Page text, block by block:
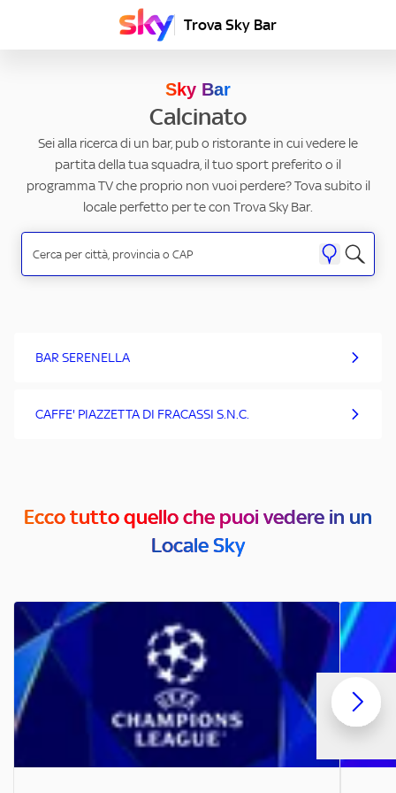
Trova Sky Bar
Sky Bar
Calcinato
Sei alla ricerca di un bar, pub o ristorante in cui vedere le
partita della tua squadra, il tuo sport preferito o il
programma TV che proprio non vuoi perdere? Tova subito il
locale perfetto per te con Trova Sky Bar.
BAR SERENELLA
CAFFE' PIAZZETTA DI FRACASSI S.N.C.
Ecco tutto quello che puoi vedere in un
Locale Sky